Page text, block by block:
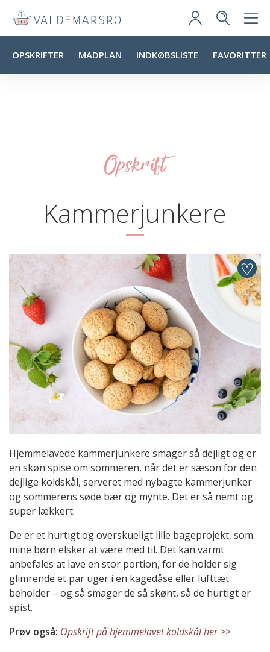
OPSKRIFTER MADPLAN INDKØBSLISTE FAVORITTER
Opskrift
Kammerjunkere
Hjemmelavede kammerjunkere smager så dejligt og er
en skøn spise om sommeren, når det er sæson for den
dejlige koldskål, serveret med nybagte kammerjunker
og sommerens søde bær og mynte. Det er så nemt og
super lækkert.
De er et hurtigt og overskueligt lille bageprojekt, som
mine børn elsker at være med til. Det kan varmt
anbefales at lave en stor portion, for de holder sig
glimrende et par uger i en kagedåse eller lufttæt
beholder – og så smager de så skønt, så de hurtigt er
spist.
Prøv også: Opskrift på hjemmelavet koldskål her >>